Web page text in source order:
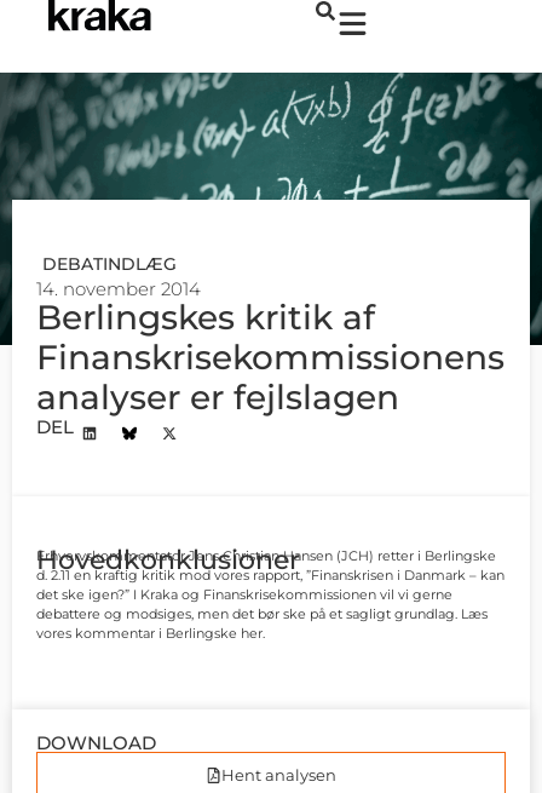
DEBATINDLÆG
14. november 2014
Berlingskes kritik af
Finanskrise­kommissionens
analyser er fejlslagen
DEL
Hovedkonklusioner
Erhvervskommentator Jens Christian Hansen (JCH) retter i Berlingske
d. 2.11 en kraftig kritik mod vores rapport, ”Finanskrisen i Danmark – kan
det ske igen?” I Kraka og Finanskrisekommissionen vil vi gerne
debattere og modsiges, men det bør ske på et sagligt grundlag. Læs
vores kommentar i Berlingske her.
DOWNLOAD
Hent analysen